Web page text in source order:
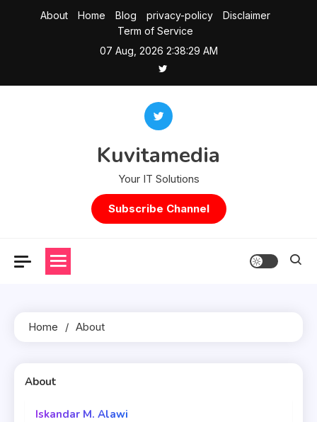
About Home Blog privacy-policy
Disclaimer
Term of Service
07 Aug, 2026 2:38:30 AM
Kuvitamedia
Your IT Solutions
Subscribe Channel
Home About
About
1 MIN READ
Iskandar M. Alawi